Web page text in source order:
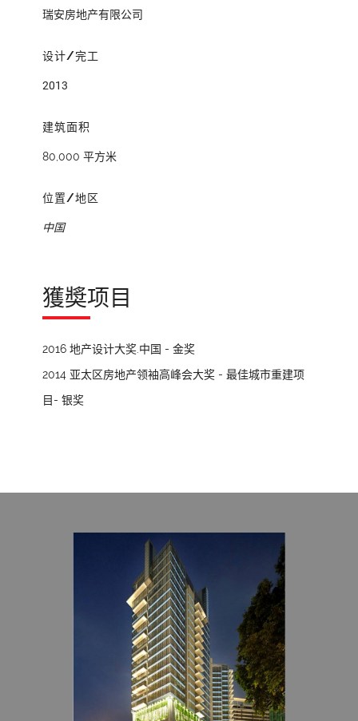
瑞安房地产有限公司
设计/完工
2013
建筑面积
80,000 平方米
位置/地区
中国
獲奬项目
2016 地产设计大奖.中国 - 金奖
2014 亚太区房地产领袖高峰会大奖 - 最佳城市重建项
目- 银奖